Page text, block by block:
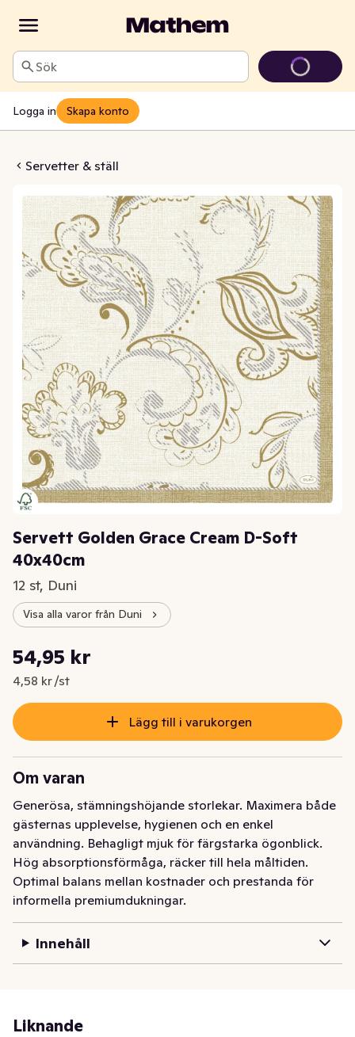
Sök
Logga in Skapa konto
Servetter & ställ
Cream D-Soft 40x40cm
Servett Golden Grace Cream D-Soft
40x40cm
12 st, Duni
Visa alla varor från Duni
Nuvarande pris är: 54,95 kr
54,95 kr
4,58 kr /st
Styckpris: 4,58 kr /st
Lägg till i varukorgen
Om varan
Generösa, stämningshöjande storlekar. Maximera både
gästernas upplevelse, hygienen och en enkel
användning. Behagligt mjuk för färgstarka ögonblick.
Hög absorptionsförmåga, räcker till hela måltiden.
Optimal balans mellan kostnader och prestanda för
informella premiumdukningar.
Innehåll
Liknande